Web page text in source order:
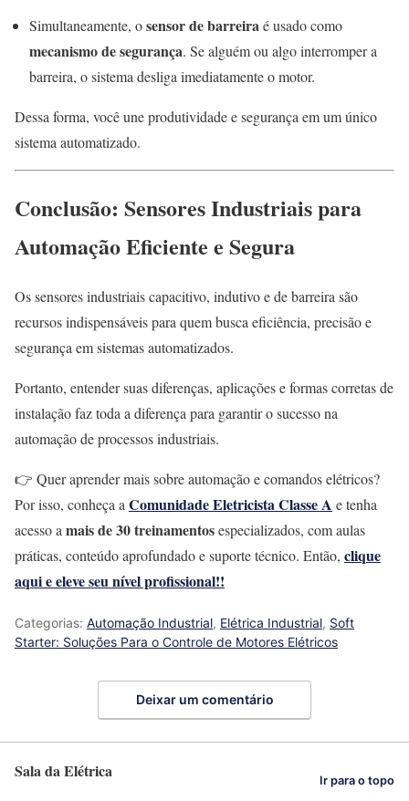
Simultaneamente, osensor de barreira é usado como
mecanismo de segurança. Se alguém ou algo interromper a
barreira, o sistema desliga imediatamente o motor.
Dessa forma, você une produtividade e segurança em um único
sistema automatizado.
Conclusão: Sensores Industriais para
Automação Eficiente e Segura
Os sensores industriais capacitivo, indutivo e de barreira são
recursos indispensáveis para quem busca eficiência, precisão e
segurança em sistemas automatizados.
Portanto, entender suas diferenças, aplicações e formas corretas de
instalação faz toda a diferença para garantir o sucesso na
automação de processos industriais.
👉 Quer aprender mais sobre automação e comandos elétricos?
Por isso, conheça aComunidade Eletricista Classe A e tenha
acesso amais de 30 treinamentosespecializados, com aulas
práticas, conteúdo aprofundado e suporte técnico. Então, clique
aqui e eleve seu nível profissional!!
Categorias: Automação Industrial, Elétrica Industrial, Soft
Starter: Soluções Para o Controle de Motores Elétricos
Deixar um comentário
Sala da Elétrica Ir para o topo